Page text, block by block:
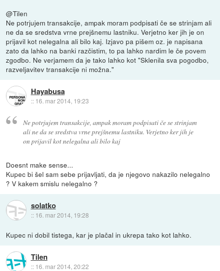
@Tilen
Ne potrjujem transakcije, ampak moram podpisati če se strinjam ali
ne da se sredstva vrne prejšnemu lastniku. Verjetno ker jih je on
prijavil kot nelegalna ali bilo kaj. Izjavo pa pišem oz. je napisana
zato da lahko na banki razčistim, to pa lahko nardim le če povem
zgodbo. Ne verjamem da je tako lahko kot "Sklenila sva pogodbo,
razveljavitev transakcije ni možna."
Hayabusa
:: 16. mar 2014, 19:23
Ne potrjujem transakcije, ampak moram podpisati če se strinjam
ali ne da se sredstva vrne prejšnemu lastniku. Verjetno ker jih je
on prijavil kot nelegalna ali bilo kaj
Doesnt make sense...
Kupec bi šel sam sebe prijavljati, da je njegovo nakazilo nelegalno
? V kakem smislu nelegalno ?
solatko
:: 16. mar 2014, 19:28
Kupec ni dobil tistega, kar je plačal in ukrepa tako kot lahko.
Tilen
:: 16. mar 2014, 20:22